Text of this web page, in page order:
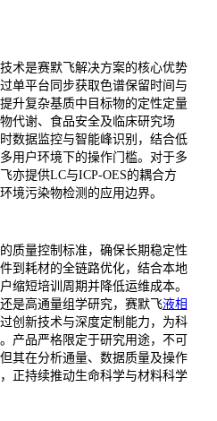
术是赛默飞解决方案的核心优势
单平台同步获取色谱保留时间与
升复杂基质中目标物的定性定量
代谢、食品安全及临床研究场
数据监控与智能峰识别，结合低
用户环境下的操作门槛。对于多
亦提供LC与ICP-OES的耦合方
境污染物检测的应用边界。
质量控制标准，确保长期稳定性
到耗材的全链路优化，结合本地
缩短培训周期并降低运维成本。
是高通量组学研究，赛默飞液相
创新技术与深度定制能力，为科
产品严格限定于研究用途，不可
其在分析通量、数据质量及操作
正持续推动生命科学与材料科学